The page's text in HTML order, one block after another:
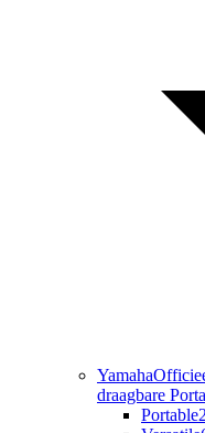
Yamaha
draagbare
Portable